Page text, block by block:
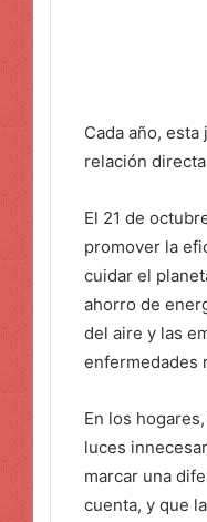
Cada año,
relación
El 21 de
promover la
cuidar el
ahorro de
del aire y las
enfermedades
En los
luces
marcar una
cuenta, y que